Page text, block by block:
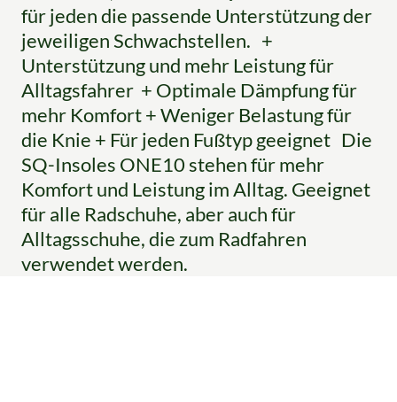
für jeden die passende Unterstützung der
jeweiligen Schwachstellen. +
Unterstützung und mehr Leistung für
Alltagsfahrer + Optimale Dämpfung für
mehr Komfort + Weniger Belastung für
die Knie + Für jeden Fußtyp geeignet Die
SQ-Insoles ONE10 stehen für mehr
Komfort und Leistung im Alltag. Geeignet
für alle Radschuhe, aber auch für
Alltagsschuhe, die zum Radfahren
verwendet werden.